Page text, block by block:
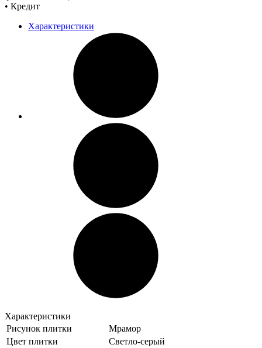
• Кредит
Характеристики
Характеристики
Рисунок плитки
Мрамор
Цвет плитки
Светло-серый